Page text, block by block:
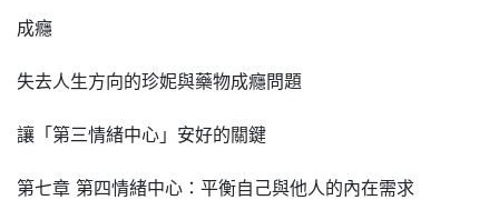
成癮
失去人生方向的珍妮與藥物成癮問題
讓「第三情緒中心」安好的關鍵
第七章 第四情緒中心：平衡自己與他人的內在需求